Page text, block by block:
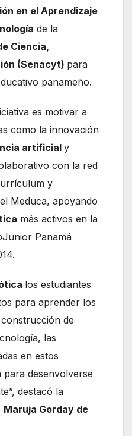
en el Aprendizaje
de la
Ciencia,
(Senacyt) para
panameño.
es motivar a
como la innovación
artificialy
con la red
y
Meduca, apoyando
más activos en la
Panamá
los estudiantes
para aprender los
de
las
en estos
desenvolverse
destacó la
Maruja Gorday de